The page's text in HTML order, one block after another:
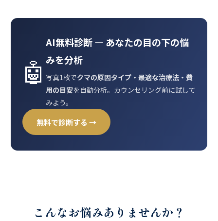
🤖
AI無料診断 ― あなたの目の下の悩
みを分析
写真1枚でクマの原因タイプ・最適な治療法・費
用の目安を自動分析。カウンセリング前に試して
みよう。
無料で診断する →
こんなお悩みありませんか？